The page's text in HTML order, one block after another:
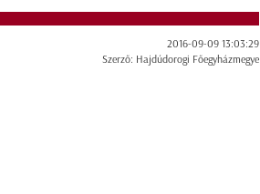
2016-09-09 13:03:29
Szerző: Hajdúdorogi Főegyházmegye